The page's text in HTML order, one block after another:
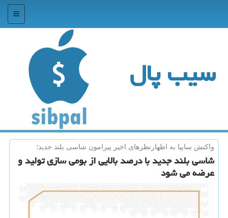
منو
سیب پال
واكنش سایپا به اظهارنظرهای اخیر پیرامون شاسی بلند جدید؛
شاسی بلند جدید با درصد بالایی از بومی سازی تولید و
عرضه می شود